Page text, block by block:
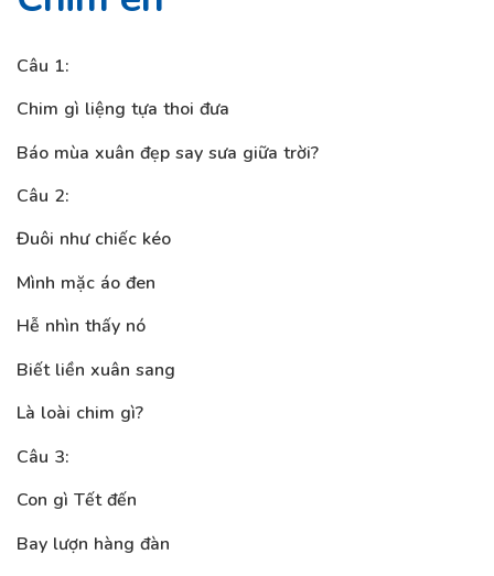
Câu 1:
Chim gì liệng tựa thoi đưa
Báo mùa xuân đẹp say sưa giữa trời?
Câu 2:
Đuôi như chiếc kéo
Mình mặc áo đen
Hễ nhìn thấy nó
Biết liền xuân sang
Là loài chim gì?
Câu 3:
Con gì Tết đến
Bay lượn hàng đàn